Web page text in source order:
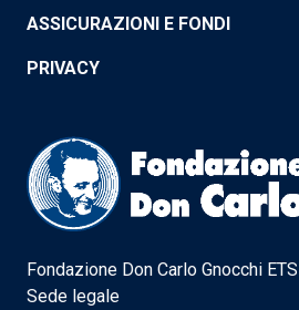
ASSICURAZIONI E FONDI
PRIVACY
Fondazione Don Carlo Gnocchi ETS
Sede legale